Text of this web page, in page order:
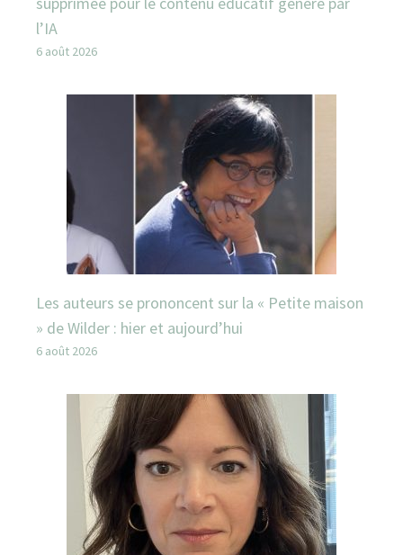
l’IA
6 août 2026
Les auteurs se prononcent sur la « Petite maison
» de Wilder : hier et aujourd’hui
6 août 2026